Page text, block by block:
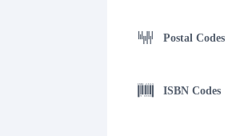
Postal Codes
ISBN Codes